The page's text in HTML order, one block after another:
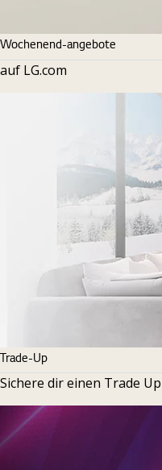
Wochenend-angebote
auf LG.com
Trade-Up
Sichere dir einen Trade